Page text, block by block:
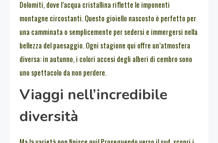
Dolomiti, dove l’acqua cristallina riflette le imponenti
montagne circostanti. Questo gioiello nascosto è perfetto per
una camminata o semplicemente per sedersi e immergersi nella
bellezza del paesaggio. Ogni stagione qui offre un’atmosfera
diversa: in autunno, i colori accesi degli alberi di cembro sono
uno spettacolo da non perdere.
Viaggi nell’incredibile
diversità